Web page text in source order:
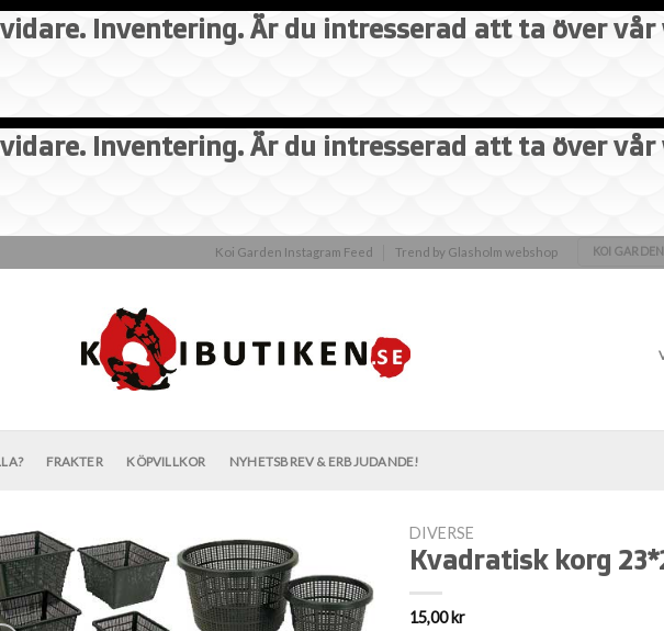
Inventering. Är du intresserad att ta över vår
Inventering. Är du intresserad att ta över vår
Koi Garden Instagram Feed Trend by Glasholm webshop KOI GARDEN
FRAKTER KÖPVILLKOR NYHETSBREV & ERBJUDANDE!
DIVERSE
Kvadratisk korg
15,00kr